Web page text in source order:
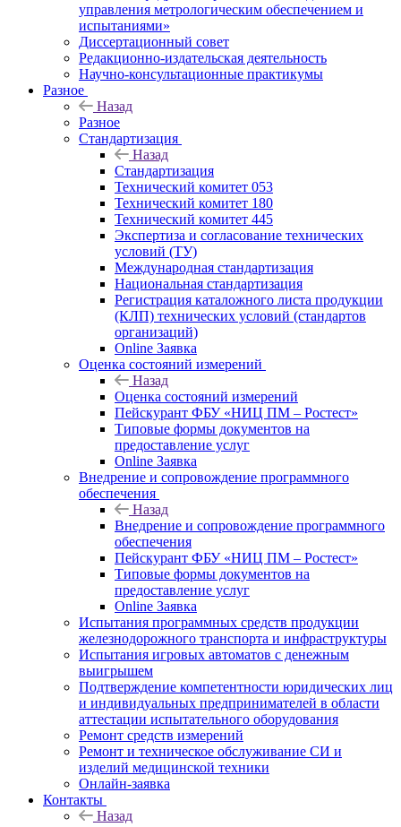
управления метрологическим обеспечением и
испытаниями»
Диссертационный совет
Редакционно-издательская деятельность
Научно-консультационные практикумы
Разное
Назад
Разное
Стандартизация
Назад
Стандартизация
Технический комитет 053
Технический комитет 180
Технический комитет 445
Экспертиза и согласование технических
условий (ТУ)
Международная стандартизация
Национальная стандартизация
Регистрация каталожного листа продукции
(КЛП) технических условий (стандартов
организаций)
Online Заявка
Оценка состояний измерений
Назад
Оценка состояний измерений
Пейскурант ФБУ «НИЦ ПМ – Ростест»
Типовые формы документов на
предоставление услуг
Online Заявка
Внедрение и сопровождение программного
обеспечения
Назад
Внедрение и сопровождение программного
обеспечения
Пейскурант ФБУ «НИЦ ПМ – Ростест»
Типовые формы документов на
предоставление услуг
Online Заявка
Испытания программных средств продукции
железнодорожного транспорта и инфраструктуры
Испытания игровых автоматов с денежным
выигрышем
Подтверждение компетентности юридических лиц
и индивидуальных предпринимателей в области
аттестации испытательного оборудования
Ремонт средств измерений
Ремонт и техническое обслуживание СИ и
изделий медицинской техники
Онлайн-заявка
Контакты
Назад